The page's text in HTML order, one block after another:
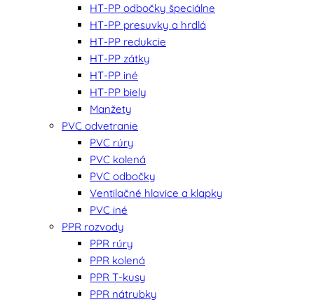
HT-PP odbočky špeciálne
HT-PP presuvky a hrdlá
HT-PP redukcie
HT-PP zátky
HT-PP iné
HT-PP biely
Manžety
PVC odvetranie
PVC rúry
PVC kolená
PVC odbočky
Ventilačné hlavice a klapky
PVC iné
PPR rozvody
PPR rúry
PPR kolená
PPR T-kusy
PPR nátrubky